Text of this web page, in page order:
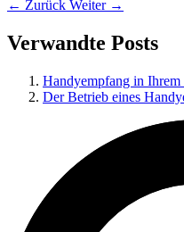
← Zurück Weiter →
Verwandte Posts
Handyempfang in Ihrem
Der Betrieb eines